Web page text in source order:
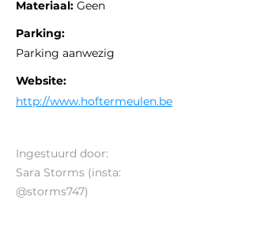
Materiaal: Geen
Parking:
Parking aanwezig
Website:
http://www.hoftermeulen.be
Ingestuurd door:
Sara Storms (insta:
@storms747)